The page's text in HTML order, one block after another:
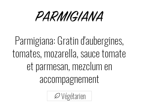
PARMIGIANA
Parmigiana: Gratin d'aubergines,
tomates, mozarella, sauce tomate
et parmesan, mezclum en
Végétarien